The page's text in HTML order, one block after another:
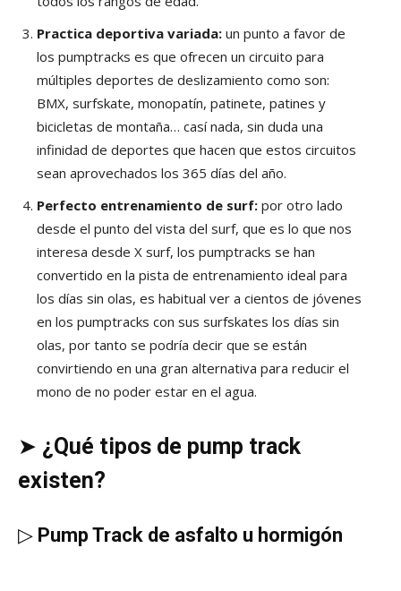
Practica deportiva variada: un punto a favor de
los pumptracks es que ofrecen un circuito para
múltiples deportes de deslizamiento como son:
BMX, surfskate, monopatín, patinete, patines y
bicicletas de montaña… casí nada, sin duda una
infinidad de deportes que hacen que estos circuitos
sean aprovechados los 365 días del año.
Perfecto entrenamiento de surf: por otro lado
desde el punto del vista del surf, que es lo que nos
interesa desde X surf, los pumptracks se han
convertido en la pista de entrenamiento ideal para
los días sin olas, es habitual ver a cientos de jóvenes
en los pumptracks con sus surfskates los días sin
olas, por tanto se podría decir que se están
convirtiendo en una gran alternativa para reducir el
mono de no poder estar en el agua.
➤ ¿Qué tipos de pump track
existen?
▷ Pump Track de asfalto u hormigón